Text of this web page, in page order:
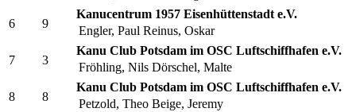
5 4
BKV Freie Wasserfaher Brandenburg
Bartoli, Roman Hellwig, Lennard
6 9
Kanucentrum 1957 Eisenhüttenstadt e.V.
Engler, Paul Reinus, Oskar
7 3
Kanu Club Potsdam im OSC Luftschiffhafen e.V.
Fröhling, Nils Dörschel, Malte